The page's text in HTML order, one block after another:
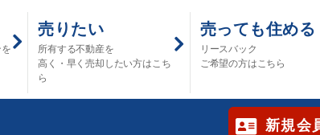
売りたい
所有する不動産を
高く・早く売却したい方はこち
ら
売っても住める
リースバック
ご希望の方はこちら
新規会